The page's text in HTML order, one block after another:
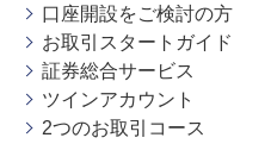
口座開設をご検討の方
お取引スタートガイド
証券総合サービス
ツインアカウント
2つのお取引コース